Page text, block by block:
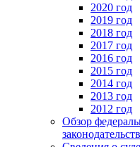
2020 год
2019 год
2018 год
2017 год
2016 год
2015 год
2014 год
2013 год
2012 год
Обзор